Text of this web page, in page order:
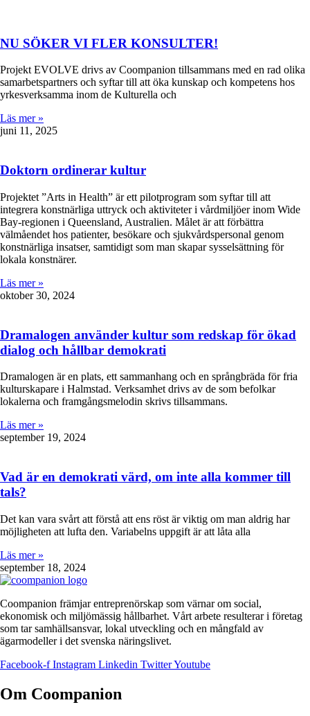
NU SÖKER VI FLER KONSULTER!
Projekt EVOLVE drivs av Coompanion tillsammans med en rad olika
samarbetspartners och syftar till att öka kunskap och kompetens hos
yrkesverksamma inom de Kulturella och
Läs mer »
juni 11, 2025
Doktorn ordinerar kultur
Projektet ”Arts in Health” är ett pilotprogram som syftar till att
integrera konstnärliga uttryck och aktiviteter i vårdmiljöer inom Wide
Bay-regionen i Queensland, Australien. Målet är att förbättra
välmåendet hos patienter, besökare och sjukvårdspersonal genom
konstnärliga insatser, samtidigt som man skapar sysselsättning för
lokala konstnärer.
Läs mer »
oktober 30, 2024
Dramalogen använder kultur som redskap för ökad
dialog och hållbar demokrati
Dramalogen är en plats, ett sammanhang och en språngbräda för fria
kulturskapare i Halmstad. Verksamhet drivs av de som befolkar
lokalerna och framgångsmelodin skrivs tillsammans.
Läs mer »
september 19, 2024
Vad är en demokrati värd, om inte alla kommer till
tals?
Det kan vara svårt att förstå att ens röst är viktig om man aldrig har
möjligheten att lufta den. Variabelns uppgift är att låta alla
Läs mer »
september 18, 2024
Coompanion främjar entreprenörskap som värnar om social,
ekonomisk och miljömässig hållbarhet. Vårt arbete resulterar i företag
som tar samhällsansvar, lokal utveckling och en mångfald av
ägarmodeller i det svenska näringslivet.
Facebook-f Instagram Linkedin TwitterYoutube
Om Coompanion